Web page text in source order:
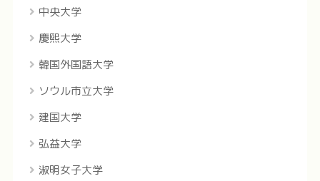
中央大学
慶煕大学
韓国外国語大学
ソウル市立大学
建国大学
弘益大学
淑明女子大学